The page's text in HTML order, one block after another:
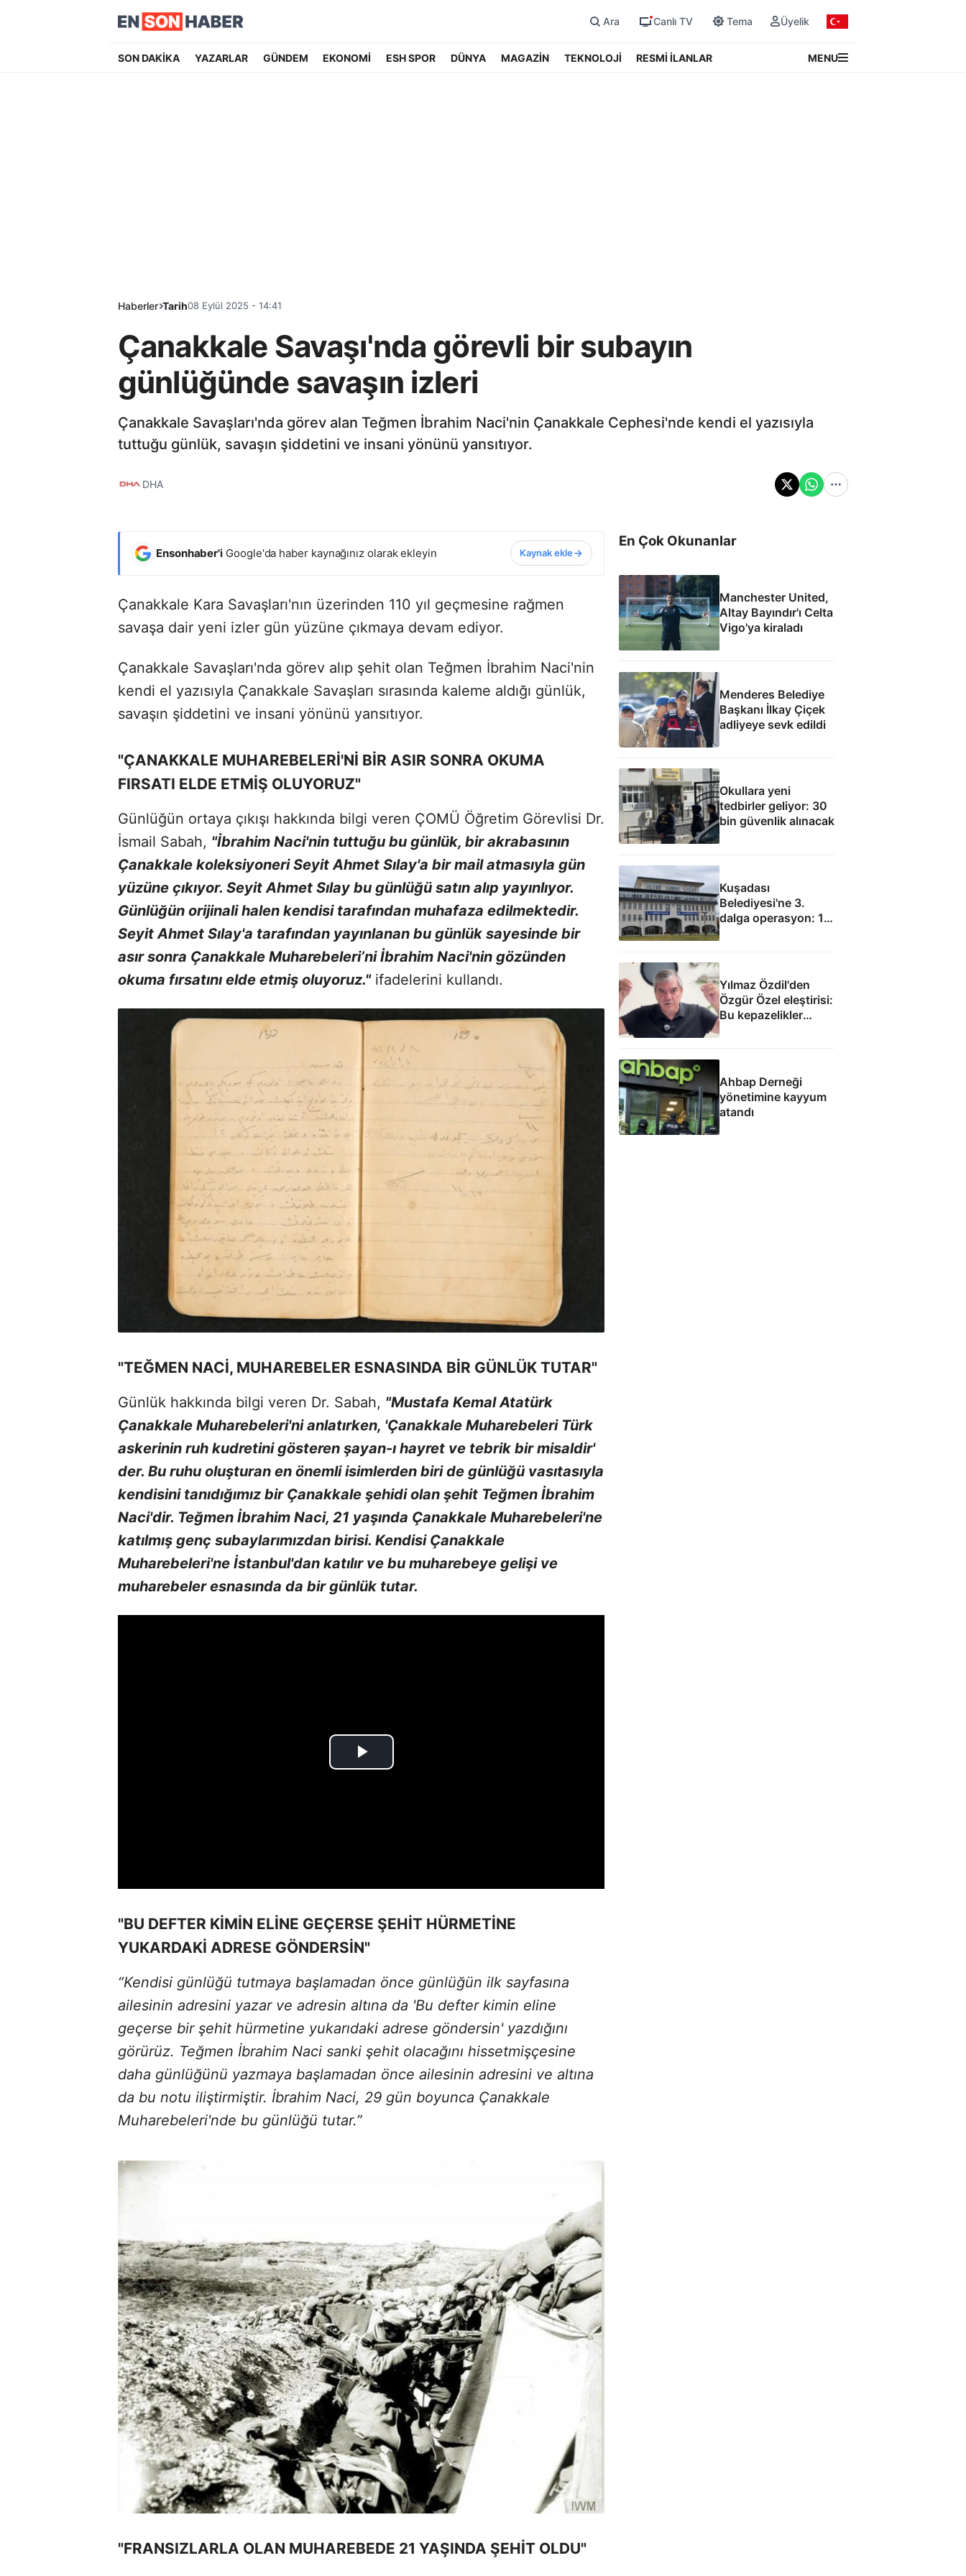
Ara Canlı TV Tema Üyelik
SON DAKİKA YAZARLAR GÜNDEM EKONOMİ ESH SPOR DÜNYA MAGAZİN TEKNOLOJİ RESMİ İLANLAR MENU
Haberler Tarih08 Eylül 2025 - 14:41
Çanakkale Savaşı'nda görevli bir subayın
günlüğünde savaşın izleri
Çanakkale Savaşları'nda görev alan Teğmen İbrahim Naci'nin Çanakkale Cephesi'nde kendi el yazısıyla
tuttuğu günlük, savaşın şiddetini ve insani yönünü yansıtıyor.
DHA
Ensonhaber'i Google'da haber kaynağınız olarak ekleyin Kaynak ekle
Çanakkale Kara Savaşları'nın üzerinden 110 yıl geçmesine rağmen
savaşa dair yeni izler gün yüzüne çıkmaya devam ediyor.
Çanakkale Savaşları'nda görev alıp şehit olan Teğmen İbrahim Naci'nin
kendi el yazısıyla Çanakkale Savaşları sırasında kaleme aldığı günlük,
savaşın şiddetini ve insani yönünü yansıtıyor.
"ÇANAKKALE MUHAREBELERİ'Nİ BİR ASIR SONRA OKUMA
FIRSATI ELDE ETMİŞ OLUYORUZ"
Günlüğün ortaya çıkışı hakkında bilgi veren ÇOMÜ Öğretim Görevlisi Dr.
İsmail Sabah, "İbrahim Naci'nin tuttuğu bu günlük, bir akrabasının
Çanakkale koleksiyoneri Seyit Ahmet Sılay'a bir mail atmasıyla gün
yüzüne çıkıyor. Seyit Ahmet Sılay bu günlüğü satın alıp yayınlıyor.
Günlüğün orijinali halen kendisi tarafından muhafaza edilmektedir.
Seyit Ahmet Sılay'a tarafından yayınlanan bu günlük sayesinde bir
asır sonra Çanakkale Muharebeleri’ni İbrahim Naci'nin gözünden
okuma fırsatını elde etmiş oluyoruz."ifadelerini kullandı.
"TEĞMEN NACİ, MUHAREBELER ESNASINDA BİR GÜNLÜK TUTAR"
Günlük hakkında bilgi veren Dr. Sabah, "Mustafa Kemal Atatürk
Çanakkale Muharebeleri'ni anlatırken, 'Çanakkale Muharebeleri Türk
askerinin ruh kudretini gösteren şayan-ı hayret ve tebrik bir misaldir'
der. Bu ruhu oluşturan en önemli isimlerden biri de günlüğü vasıtasıyla
kendisini tanıdığımız bir Çanakkale şehidi olan şehit Teğmen İbrahim
Naci'dir. Teğmen İbrahim Naci, 21 yaşında Çanakkale Muharebeleri'ne
katılmış genç subaylarımızdan birisi. Kendisi Çanakkale
Muharebeleri'ne İstanbul'dan katılır ve bu muharebeye gelişi ve
muharebeler esnasında da bir günlük tutar.
"BU DEFTER KİMİN ELİNE GEÇERSE ŞEHİT HÜRMETİNE
YUKARDAKİ ADRESE GÖNDERSİN"
“Kendisi günlüğü tutmaya başlamadan önce günlüğün ilk sayfasına
ailesinin adresini yazar ve adresin altına da 'Bu defter kimin eline
geçerse bir şehit hürmetine yukarıdaki adrese göndersin' yazdığını
görürüz. Teğmen İbrahim Naci sanki şehit olacağını hissetmişçesine
daha günlüğünü yazmaya başlamadan önce ailesinin adresini ve altına
da bu notu iliştirmiştir. İbrahim Naci, 29 gün boyunca Çanakkale
Muharebeleri'nde bu günlüğü tutar.”
"FRANSIZLARLA OLAN MUHAREBEDE 21 YAŞINDA ŞEHİT OLDU"
En Çok Okunanlar
Manchester United,
Altay Bayındır'ı Celta
Vigo'ya kiraladı
Menderes Belediye
Başkanı İlkay Çiçek
adliyeye sevk edildi
Okullara yeni
tedbirler geliyor: 30
bin güvenlik alınacak
Kuşadası
Belediyesi'ne 3.
dalga operasyon: 15
gözaltı
Yılmaz Özdil'den
Özgür Özel eleştirisi:
Bu kepazelikler
yüzünden
Ahbap Derneği
yönetimine kayyum
atandı